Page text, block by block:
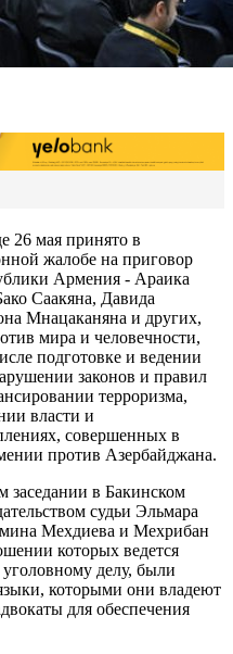
26 мая принято в
жалобе на приговор
Армения - Араика
Саакяна, Давида
Мнацаканяна и других,
мира и человечности,
подготовке и ведении
законов и правил
терроризма,
власти и
совершенных в
против Азербайджана.
заседании в Бакинском
судьи Эльмара
Мехдиева и Мехрибан
которых ведется
делу, были
которыми они владеют
для обеспечения